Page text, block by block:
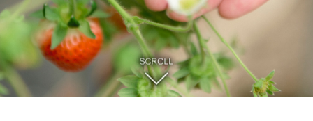
SCROLL